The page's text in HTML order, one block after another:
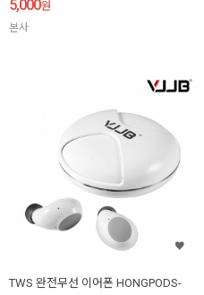
5,000원
본사
TWS 완전무선 이어폰 HONGPODS-